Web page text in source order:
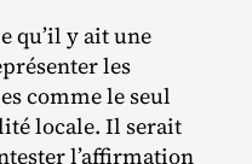
qu’il y ait une
les
comme le seul
locale. Il serait
l’affirmation